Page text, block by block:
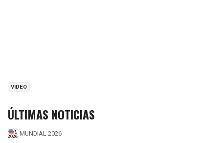
VIDEO
ÚLTIMAS NOTICIAS
MUNDIAL 2026